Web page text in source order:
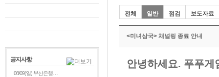
공지사항
08/09(일) 부산은행…
전체 일반 점검 보도자료
<미녀삼국> 채널링 종료 안내
안녕하세요. 푸푸게